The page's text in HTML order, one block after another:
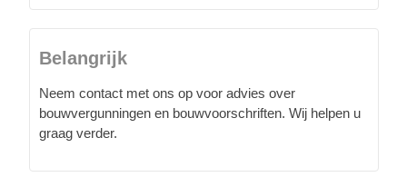
Belangrijk
Neem contact met ons op voor advies over
bouwvergunningen en bouwvoorschriften. Wij helpen u
graag verder.